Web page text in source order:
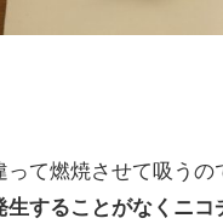
て燃焼させて吸うの
生することがなくニ